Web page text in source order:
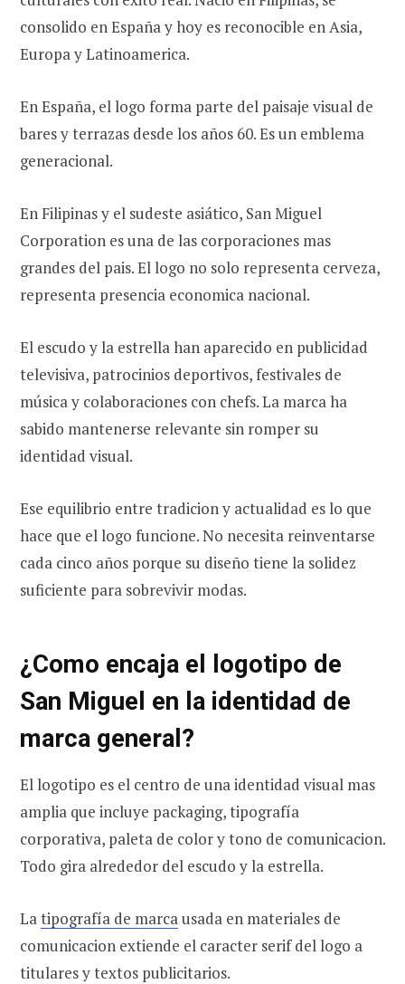
consolido en España y hoy es reconocible en Asia,
Europa y Latinoamerica.
En España, el logo forma parte del paisaje visual de
bares y terrazas desde los años 60. Es un emblema
generacional.
En Filipinas y el sudeste asiático, San Miguel
Corporation es una de las corporaciones mas
grandes del pais. El logo no solo representa cerveza,
representa presencia economica nacional.
El escudo y la estrella han aparecido en publicidad
televisiva, patrocinios deportivos, festivales de
música y colaboraciones con chefs. La marca ha
sabido mantenerse relevante sin romper su
identidad visual.
Ese equilibrio entre tradicion y actualidad es lo que
hace que el logo funcione. No necesita reinventarse
cada cinco años porque su diseño tiene la solidez
suficiente para sobrevivir modas.
¿Como encaja el logotipo de
San Miguel en la identidad de
marca general?
El logotipo es el centro de una identidad visual mas
amplia que incluye packaging, tipografía
corporativa, paleta de color y tono de comunicacion.
Todo gira alrededor del escudo y la estrella.
Latipografía de marcausada en materiales de
comunicacion extiende el caracter serif del logo a
titulares y textos publicitarios.